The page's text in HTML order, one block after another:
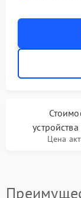
устройства
Цена